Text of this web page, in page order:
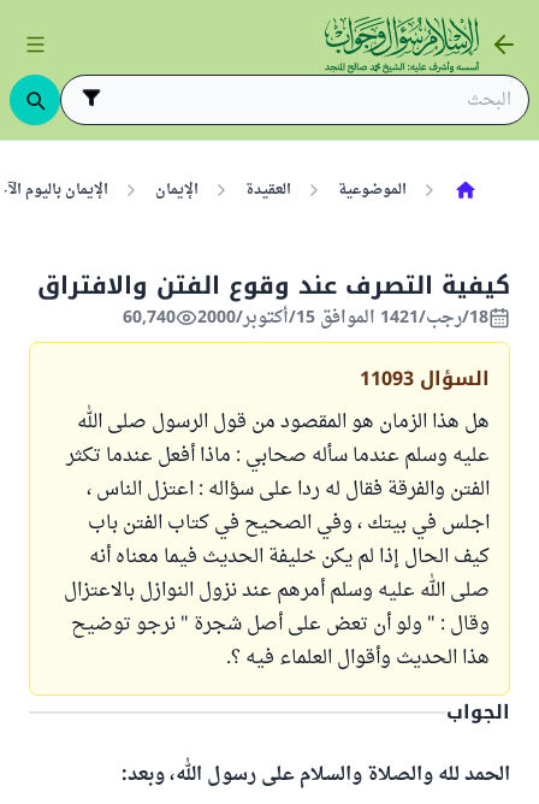
الموضوعية العقيدة الإيمان الإيمان باليوم
كيفية التصرف عند وقوع الفتن والافتراق
18/رجب/1421 الموافق 15/أكتوبر/2000 60,740
السؤال 11093
هل هذا الزمان هو المقصود من قول الرسول صلى الله
عليه وسلم عندما سأله صحابي : ماذا أفعل عندما تكثر
الفتن والفرقة فقال له ردا على سؤاله : اعتزل الناس ،
اجلس في بيتك ، وفي الصحيح في كتاب الفتن باب
كيف الحال إذا لم يكن خليفة الحديث فيما معناه أنه
صلى الله عليه وسلم أمرهم عند نزول النوازل بالاعتزال
وقال : " ولو أن تعض على أصل شجرة " نرجو توضيح
هذا الحديث وأقوال العلماء فيه ؟.
الجواب
الحمد لله والصلاة والسلام على رسول الله، وبعد: